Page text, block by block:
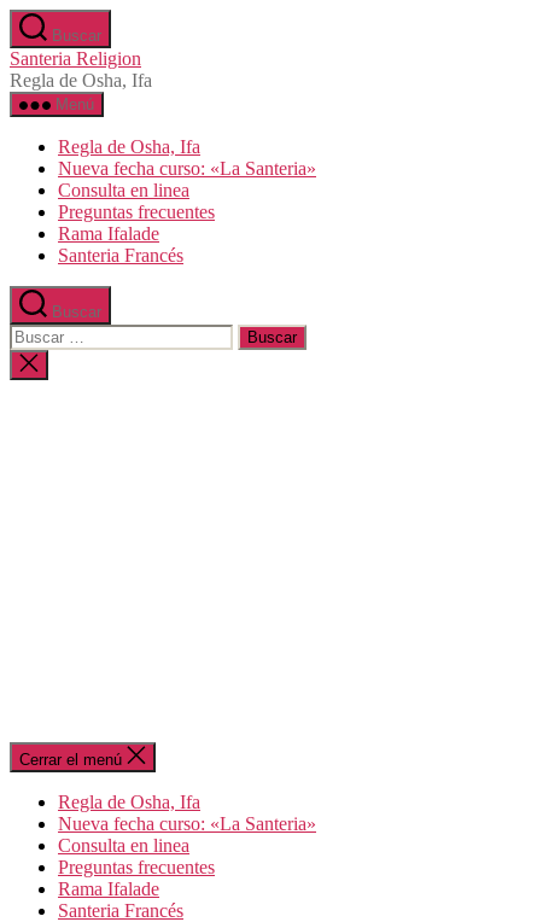
Saltar
al
contenido
Buscar
Santeria Religion
Regla de Osha, Ifa
Menú
Regla de Osha, Ifa
Nueva fecha curso: «La Santeria»
Consulta en linea
Preguntas frecuentes
Rama Ifalade
Santeria Francés
Buscar
Buscar:
Cerrar
la
Cerrar el menú
Regla de Osha, Ifa
Nueva fecha curso: «La Santeria»
Consulta en linea
Preguntas frecuentes
Rama Ifalade
Santeria Francés